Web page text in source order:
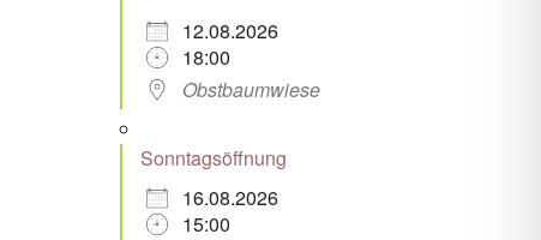
12.08.2026
18:00
Obstbaumwiese
Sonntagsöffnung
16.08.2026
15:00